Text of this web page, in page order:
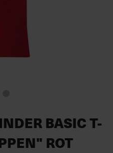
BASIC T-
ROT